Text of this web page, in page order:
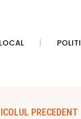
LOCAL
PRECEDENT